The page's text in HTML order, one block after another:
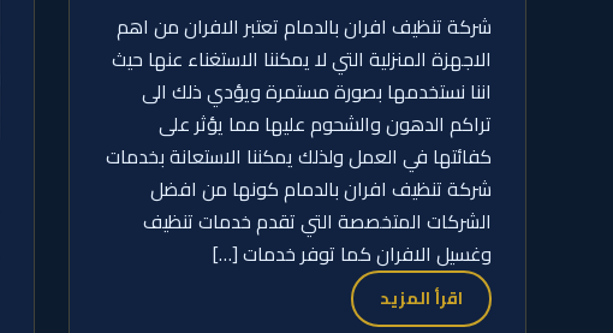
شركة تنظيف افران بالدمام تعتبر الافران من اهم
الاجهزة المنزلية التي لا يمكننا الاستغناء عنها حيث
اننا نستخدمها بصورة مستمرة ويؤدي ذلك الى
تراكم الدهون والشحوم عليها مما يؤثر على
كفائتها في العمل ولذلك يمكننا الاستعانة بخدمات
شركة تنظيف افران بالدمام كونها من افضل
الشركات المتخصصة التي تقدم خدمات تنظيف
وغسيل الافران كما توفر خدمات […]
اقرأ المزيد